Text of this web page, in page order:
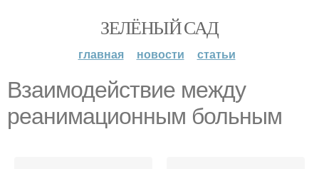
ЗЕЛЁНЫЙ САД
главная новости статьи
Взаимодействие между
реанимационным больным